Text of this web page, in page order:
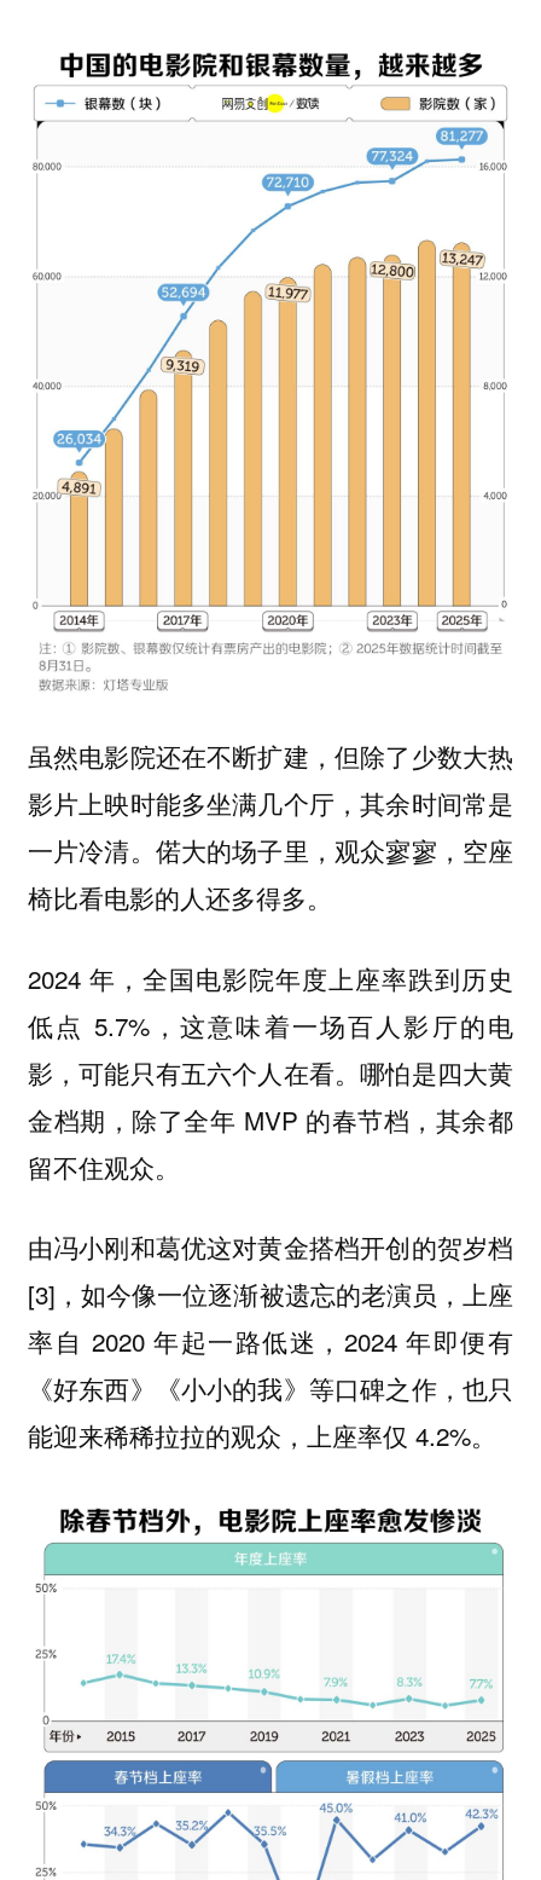
虽然电影院还在不断扩建，但除了少数大热
影片上映时能多坐满几个厅，其余时间常是
一片冷清。偌大的场子里，观众寥寥，空座
椅比看电影的人还多得多。
2024 年，全国电影院年度上座率跌到历史
低点 5.7%，这意味着一场百人影厅的电
影，可能只有五六个人在看。哪怕是四大黄
金档期，除了全年 MVP 的春节档，其余都
留不住观众。
由冯小刚和葛优这对黄金搭档开创的贺岁档
[3]，如今像一位逐渐被遗忘的老演员，上座
率自 2020 年起一路低迷，2024 年即便有
《好东西》《小小的我》等口碑之作，也只
能迎来稀稀拉拉的观众，上座率仅 4.2%。